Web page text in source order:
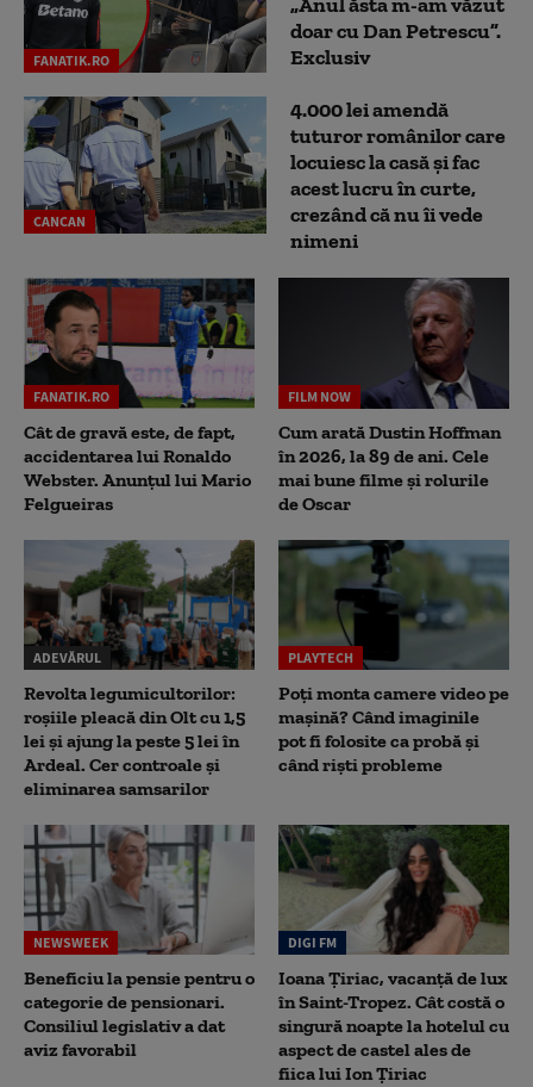
FANATIK.RO
doar cu Dan Petrescu”.
Exclusiv
CANCAN
4.000 lei amendă
tuturor românilor care
locuiesc la casă și fac
acest lucru în curte,
crezând că nu îi vede
nimeni
FANATIK.RO
Cât de gravă este, de fapt,
accidentarea lui Ronaldo
Webster. Anunțul lui Mario
Felgueiras
FILM NOW
Cum arată Dustin Hoffman
în 2026, la 89 de ani. Cele
mai bune filme și rolurile
de Oscar
ADEVĂRUL
Revolta legumicultorilor:
roșiile pleacă din Olt cu 1,5
lei și ajung la peste 5 lei în
Ardeal. Cer controale și
eliminarea samsarilor
PLAYTECH
Poți monta camere video pe
mașină? Când imaginile
pot fi folosite ca probă și
când riști probleme
NEWSWEEK
Beneficiu la pensie pentru o
categorie de pensionari.
Consiliul legislativ a dat
aviz favorabil
DIGI FM
Ioana Țiriac, vacanță de lux
în Saint-Tropez. Cât costă o
singură noapte la hotelul cu
aspect de castel ales de
fiica lui Ion Țiriac